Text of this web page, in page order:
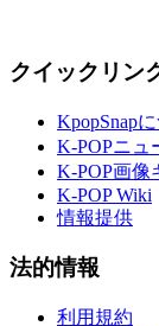
クイックリン
KpopSnap
K-POPニュ
K-POP画像
K-POP Wiki
情報提供
法的情報
利用規約